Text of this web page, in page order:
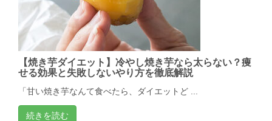
【焼き芋ダイエット】冷やし焼き芋なら太らない？痩
せる効果と失敗しないやり方を徹底解説
「甘い焼き芋なんて食べたら、ダイエットど ...
続きを読む